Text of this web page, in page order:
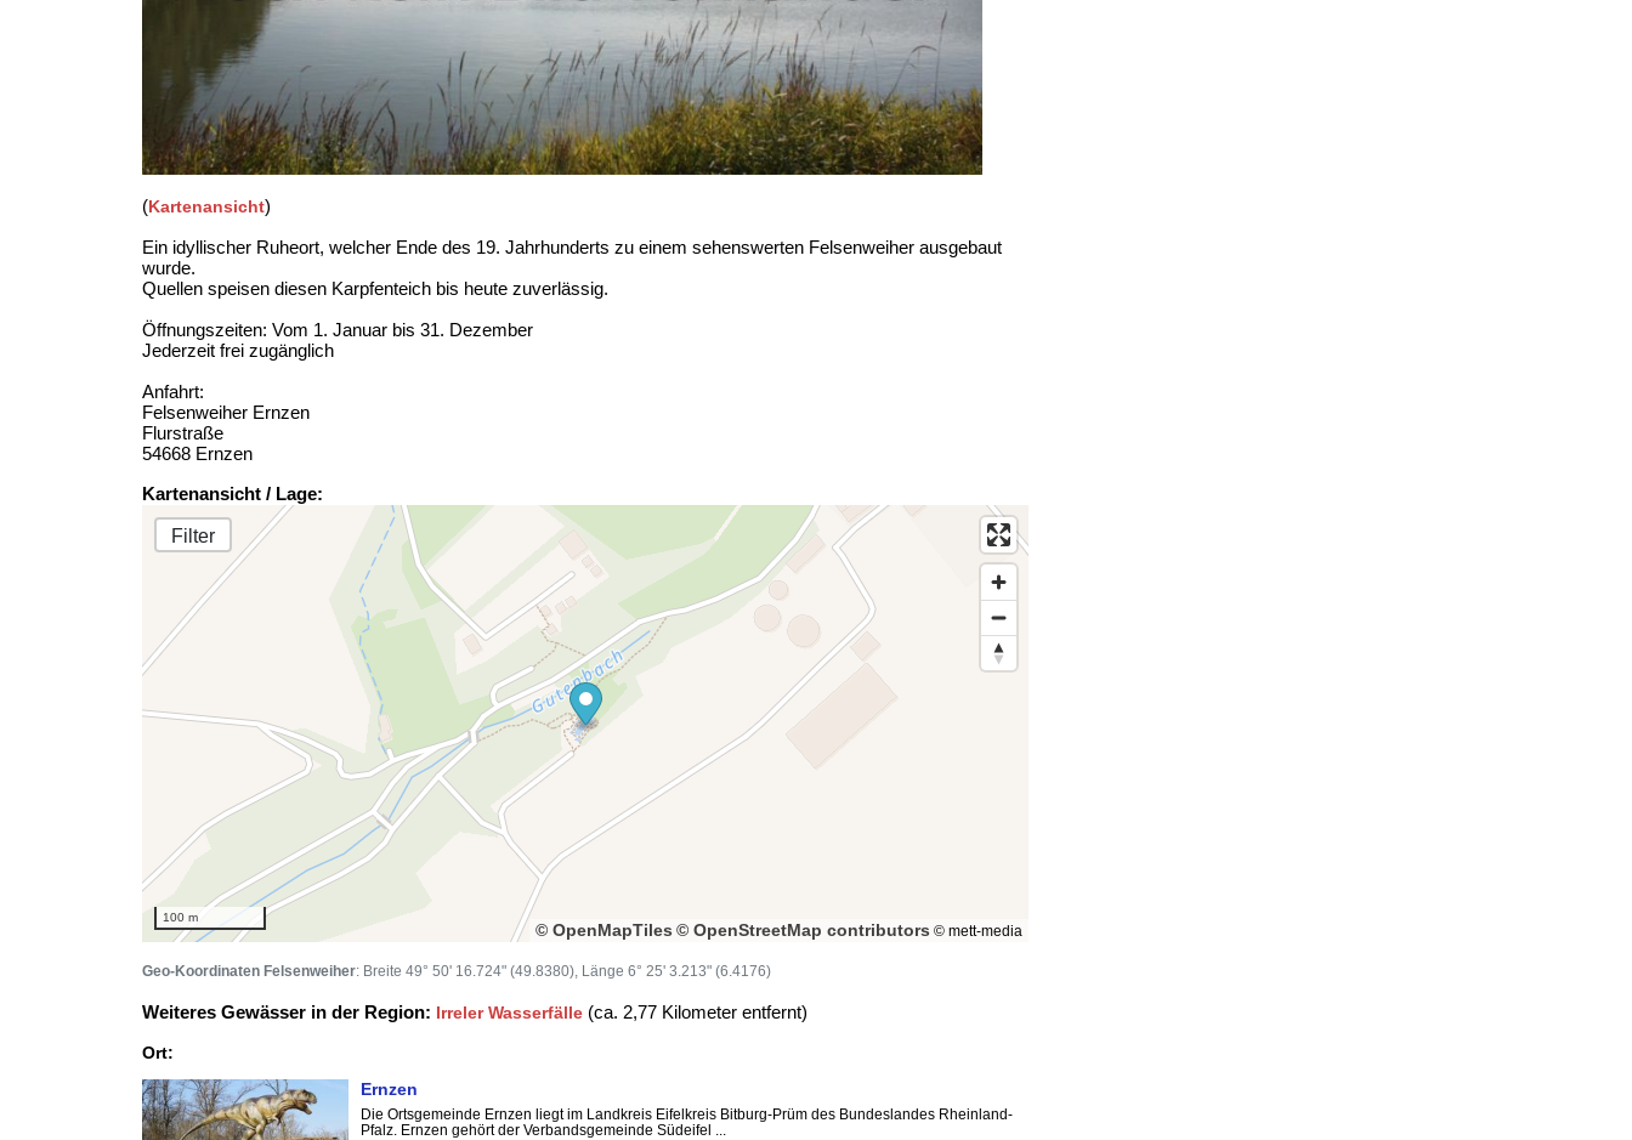
(Kartenansicht)
Ein idyllischer Ruheort, welcher Ende des 19. Jahrhunderts zu einem sehenswerten Felsenweiher ausgebaut
wurde.
Quellen speisen diesen Karpfenteich bis heute zuverlässig.
Öffnungszeiten: Vom 1. Januar bis 31. Dezember
Jederzeit frei zugänglich
Anfahrt:
Felsenweiher Ernzen
Flurstraße
54668 Ernzen
Kartenansicht / Lage:
Filter
100 m
© OpenMapTiles © OpenStreetMap contributors © mett-media
Geo-Koordinaten Felsenweiher: Breite 49° 50' 16.724" (49.8380), Länge 6° 25' 3.213" (6.4176)
Weiteres Gewässer in der Region: Irreler Wasserfälle (ca. 2,77 Kilometer entfernt)
Ort:
Ernzen
Die Ortsgemeinde Ernzen liegt im Landkreis Eifelkreis Bitburg-Prüm des Bundeslandes Rheinland-
Pfalz. Ernzen gehört der Verbandsgemeinde Südeifel ...